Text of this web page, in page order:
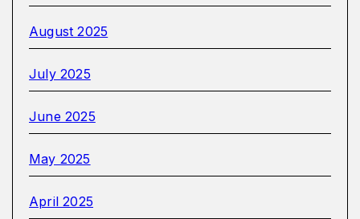
August 2025
July 2025
June 2025
May 2025
April 2025